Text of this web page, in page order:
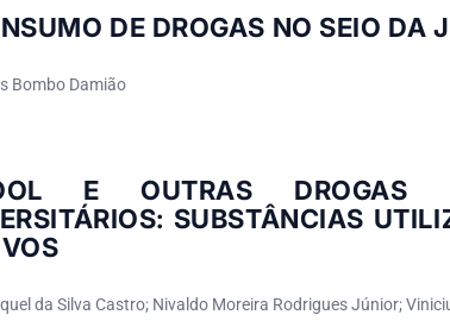
DE DROGAS NO SEIO DA
Bombo Damião
E OUTRAS DROGAS
SUBSTÂNCIAS
da Silva Castro; Nivaldo Moreira Rodrigues Júnior;